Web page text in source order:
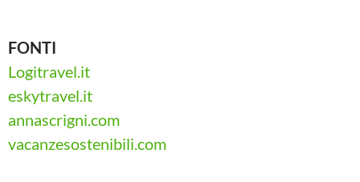
FONTI
Logitravel.it
eskytravel.it
annascrigni.com
vacanzesostenibili.com